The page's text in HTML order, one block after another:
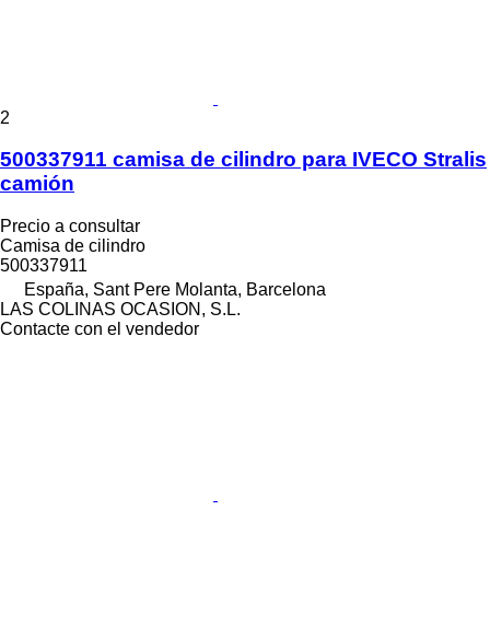
2
500337911 camisa de cilindro para IVECO Stralis
camión
Precio a consultar
Camisa de cilindro
500337911
España, Sant Pere Molanta, Barcelona
LAS COLINAS OCASION, S.L.
Contacte con el vendedor